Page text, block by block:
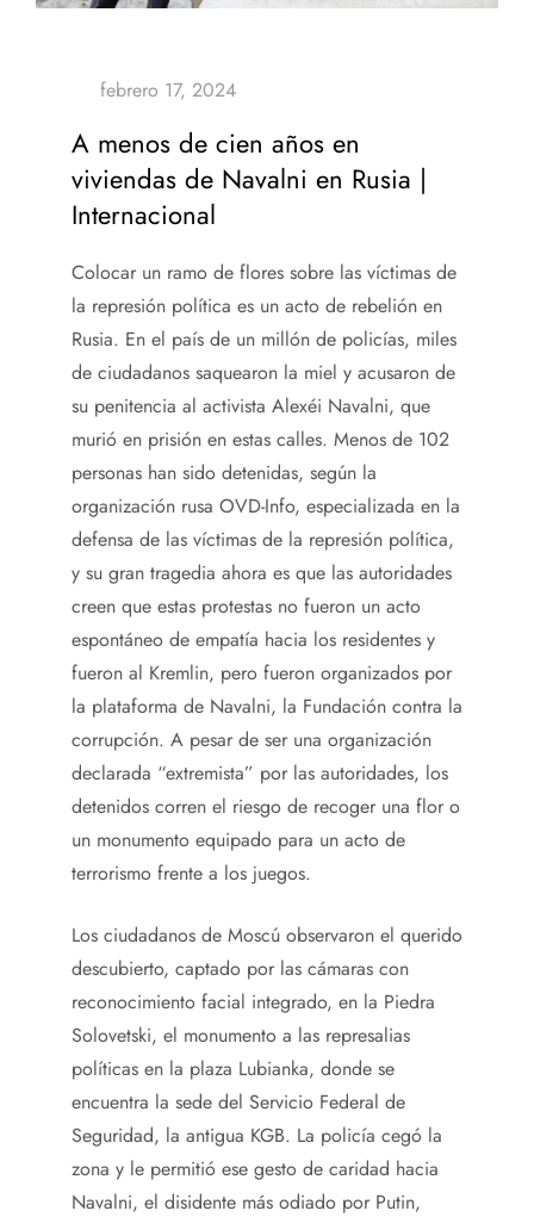
A menos de cien años en
viviendas de Navalni en Rusia |
Internacional
Colocar un ramo de flores sobre las víctimas de
la represión política es un acto de rebelión en
Rusia. En el país de un millón de policías, miles
de ciudadanos saquearon la miel y acusaron de
su penitencia al activista Alexéi Navalni, que
murió en prisión en estas calles. Menos de 102
personas han sido detenidas, según la
organización rusa OVD-Info, especializada en la
defensa de las víctimas de la represión política,
y su gran tragedia ahora es que las autoridades
creen que estas protestas no fueron un acto
espontáneo de empatía hacia los residentes y
fueron al Kremlin, pero fueron organizados por
la plataforma de Navalni, la Fundación contra la
corrupción. A pesar de ser una organización
declarada “extremista” por las autoridades, los
detenidos corren el riesgo de recoger una flor o
un monumento equipado para un acto de
terrorismo frente a los juegos.
Los ciudadanos de Moscú observaron el querido
descubierto, captado por las cámaras con
reconocimiento facial integrado, en la Piedra
Solovetski, el monumento a las represalias
políticas en la plaza Lubianka, donde se
encuentra la sede del Servicio Federal de
Seguridad, la antigua KGB. La policía cegó la
zona y le permitió ese gesto de caridad hacia
Navalni, el disidente más odiado por Putin,